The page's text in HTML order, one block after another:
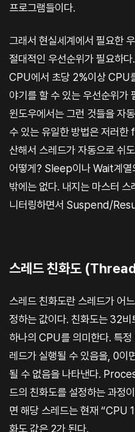
프로그램들이다.
그래서 현실세계에서 필요한
절대적인 우선순위가 필요하
CPU에서 초당 2%이상 CPU
야기를 할 수 있는 우선순위가
윈도우에서는 그런 것들을 자
수 있는 유일한 방법은 저러
산해서 스레드가 자동으로 쉬
어떻게? Sleep이나 Wait계열
밖에는 없다. 내지는 마스터
니터링하면서 Suspend/
스레드 친화도
스레드 친화도란 스레드가 어
정하는 값이다. 친화도는 32
하나의 CPU를 의미한다. 특
레드가 실행될 수 있음을, 0이
될 수 없음을 나타낸다.
드의 친화도를 설정하는 과정
면 해당 스레드는 현재 “CPU
화도 값은 2가 된다.